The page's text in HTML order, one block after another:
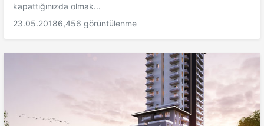
kapattığınızda olmak...
23.05.20186,456 görüntülenme